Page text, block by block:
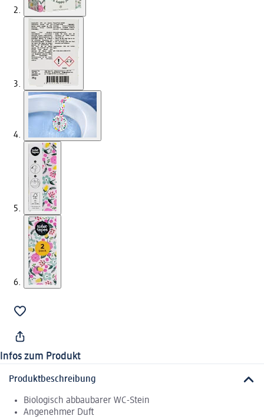
Infos zum Produkt
Produktbeschreibung
Biologisch abbaubarer WC-Stein
Angenehmer Duft